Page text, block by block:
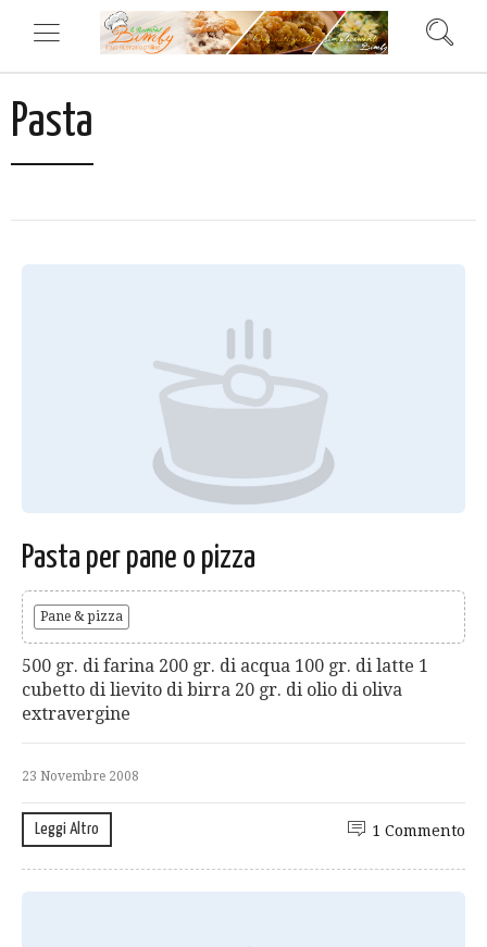
Pasta
Pasta per pane o pizza
Pane & pizza
500 gr. di farina 200 gr. di acqua 100 gr. di latte 1
cubetto di lievito di birra 20 gr. di olio di oliva
extravergine
23 Novembre 2008
Leggi Altro 1 Commento